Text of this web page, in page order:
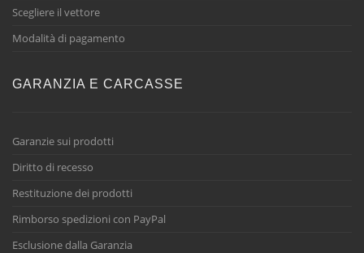
Scegliere il vettore
Modalità di pagamento
GARANZIA E CARCASSE
Garanzie sui prodotti
Diritto di recesso
Restituzione dei prodotti
Rimborso spedizioni con PayPal
Esclusione dalla Garanzia